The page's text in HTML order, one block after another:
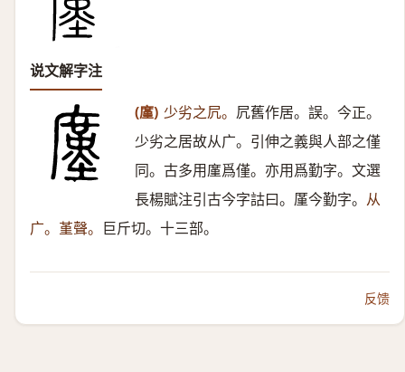
说文解字注
(廑) 少劣之凥。 凥舊作居。誤。今正。
少劣之居故从广。引伸之義與人部之僅
同。古多用廑爲僅。亦用爲勤字。文選
長楊賦注引古今字詁曰。厪今勤字。 从
广。堇聲。 巨斤切。十三部。
反馈